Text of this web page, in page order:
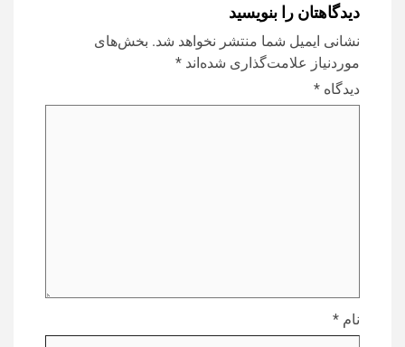
دیدگاهتان را بنویسید
نشانی ایمیل شما منتشر نخواهد شد. بخش‌های
موردنیاز علامت‌گذاری شده‌اند *
دیدگاه *
نام *